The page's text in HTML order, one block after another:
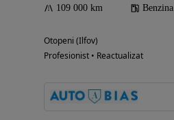
109 000 km Benzina
Otopeni (Ilfov)
Profesionist • Reactualizat